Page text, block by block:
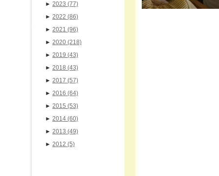
► 2023 (77)
► 2022 (86)
► 2021 (96)
► 2020 (218)
► 2019 (43)
► 2018 (43)
► 2017 (57)
► 2016 (64)
► 2015 (53)
► 2014 (60)
► 2013 (49)
► 2012 (5)